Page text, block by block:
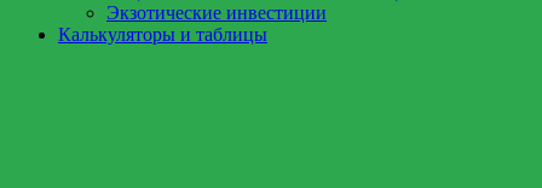
Экзотические инвестиции
Калькуляторы и таблицы